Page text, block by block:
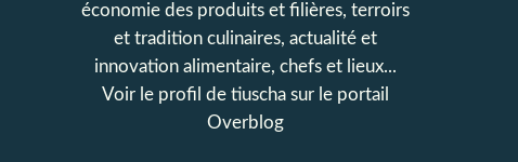
économie des produits et filières, terroirs
et tradition culinaires, actualité et
innovation alimentaire, chefs et lieux...
Voir le profil de tiuschasur le portail
Overblog